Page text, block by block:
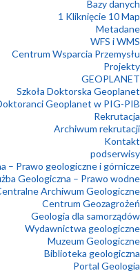
Bazy danych
1 Kliknięcie 10 Map
Metadane
WFS i WMS
Centrum Wsparcia Przemysłu
Projekty
GEOPLANET
Szkoła Doktorska Geoplanet
Geoplanet w PIG-PIB
Rekrutacja
Archiwum rekrutacji
Kontakt
podserwisy
– Prawo geologiczne i górnicze
Geologiczna – Prawo wodne
Archiwum Geologiczne
Centrum Geozagrożeń
Geologia dla samorządów
Wydawnictwa geologiczne
Muzeum Geologiczne
Biblioteka geologiczna
Portal Geologia